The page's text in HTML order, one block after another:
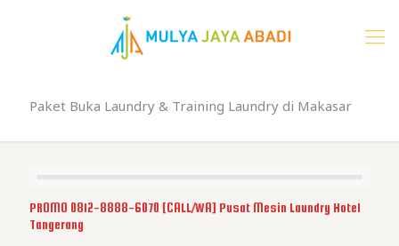
Paket Buka Laundry & Training Laundry di Makasar
PROMO 0812-8888-6070 [CALL/WA] Pusat Mesin Laundry Hotel
Tangerang